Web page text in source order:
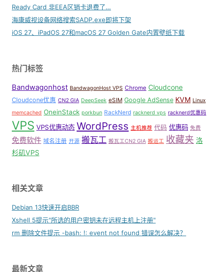
Ready Card 非EEA区销卡退费了…
海康威视设备网络搜索SADP.exe即将下架
iOS 27、iPadOS 27和macOS 27 Golden Gate内置壁纸下载
热门标签
Bandwagonhost BandwagonHost VPS Chrome Cloudcone
Cloudcone优惠 CN2 GIA DeepSeek eSIM Google AdSense KVM Linux
memcached OneinStack porkbun RackNerd racknerd vps racknerd优惠码
VPS VPS优惠动态 WordPress 主机推荐 代码 优惠码 免费
免费软件 域名注册 开源 搬瓦工 搬瓦工CN2 GIA 搬运工 收藏夹 洛
杉矶VPS
相关文章
Debian 13快速开启BBR
Xshell 5提示"所选的用户密钥未在远程主机上注册"
rm 删除文件提示 -bash: !: event not found 错误怎么解决？
最新文章